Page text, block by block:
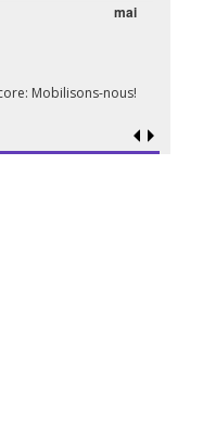
mai
Mobilisons-nous!